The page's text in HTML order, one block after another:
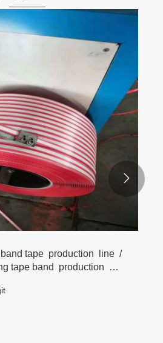
tape production line /
tape band production
